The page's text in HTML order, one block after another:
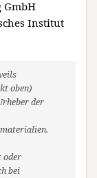
Institut
oben)
der
oder
bei